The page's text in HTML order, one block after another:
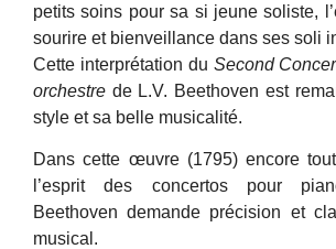
petits soins pour sa si jeune soliste,
sourire et bienveillance dans ses soli
Cette interprétation du Second
orchestre de L.V. Beethoven est
style et sa belle musicalité.
Dans cette œuvre (1795) encore
l’esprit des concertos pour
Beethoven demande précision et
musical.